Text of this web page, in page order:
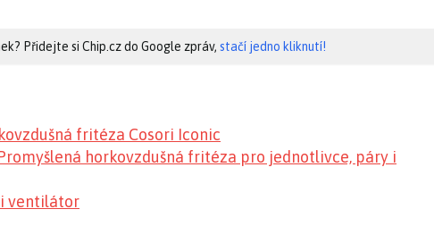
Přidejte si Chip.cz do Google zpráv, stačí jedno kliknutí!
fritéza Cosori Iconic
horkovzdušná fritéza pro jednotlivce, páry i
ventilátor